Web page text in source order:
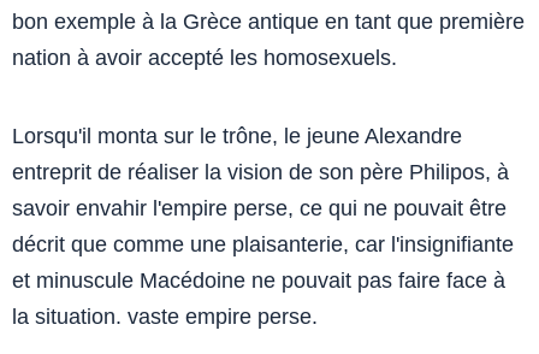
bon exemple à la Grèce antique en tant que première
nation à avoir accepté les homosexuels.
Lorsqu'il monta sur le trône, le jeune Alexandre
entreprit de réaliser la vision de son père Philipos, à
savoir envahir l'empire perse, ce qui ne pouvait être
décrit que comme une plaisanterie, car l'insignifiante
et minuscule Macédoine ne pouvait pas faire face à
la situation. vaste empire perse.